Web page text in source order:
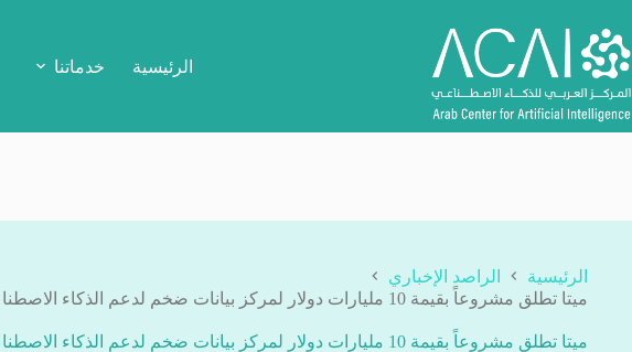
إلى
المحتوى
الرئيسية خدماتنا
الرئيسية
الراصد الإخباري
ميتا تطلق مشروعاً بقيمة 10 مليارات دولار لمركز بيانات ضخم لدعم الذكاء الاصطناعي
ميتا تطلق مشروعاً بقيمة 10 مليارات دولار لمركز بيانات ضخم لدعم الذكاء الاصطناعي